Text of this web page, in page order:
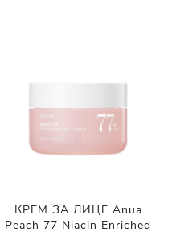
КРЕМ ЗА ЛИЦЕ Anua
Peach 77 Niacin Enriched